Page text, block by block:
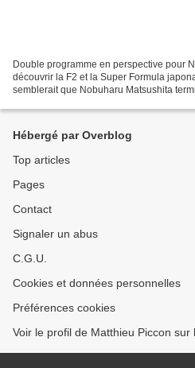
Double programme en perspective pour
découvrir la F2 et la Super Formula
semblerait que Nobuharu Matsushita
Hébergé par Overblog
Top articles
Pages
Contact
Signaler un abus
C.G.U.
Cookies et données personnelles
Préférences cookies
Voir le profil de Matthieu Piccon sur